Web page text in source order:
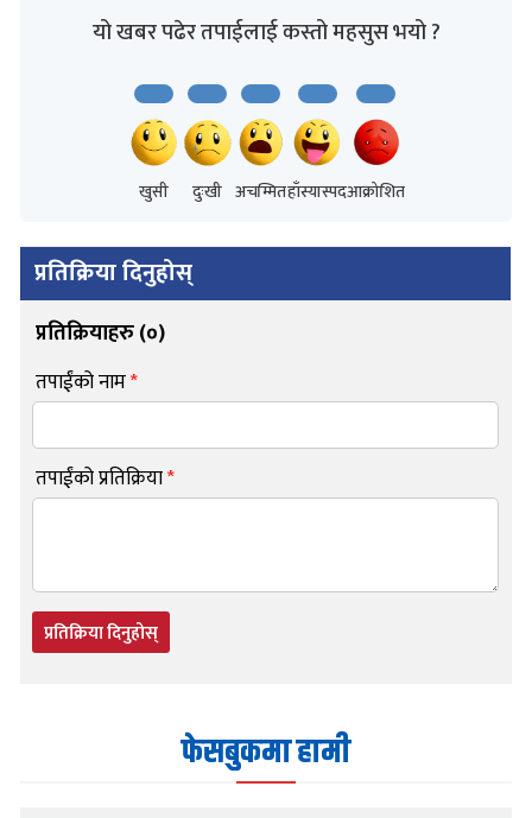
यो खबर पढेर तपाईलाई कस्तो महसुस भयो ?
खुसी दुःखी अचम्मितहाँस्यास्पदआक्रोशित
प्रतिक्रिया दिनुहोस्
प्रतिक्रियाहरु (०)
तपाईंको नाम*
तपाईंको प्रतिक्रिया*
प्रतिक्रिया दिनुहोस्
फेसबुकमा हामी